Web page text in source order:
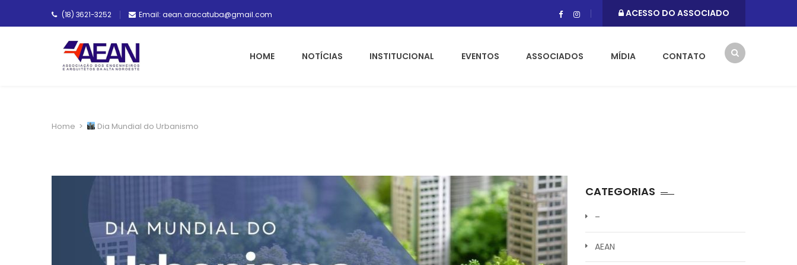
(18) 3621-3252 Email: aean.aracatuba@gmail.com ACESSO DO ASSOCIADO
HOME NOTÍCIAS INSTITUCIONAL EVENTOS ASSOCIADOS MÍDIA CONTATO
Home > Dia Mundial do Urbanismo
CATEGORIAS
–
AEAN